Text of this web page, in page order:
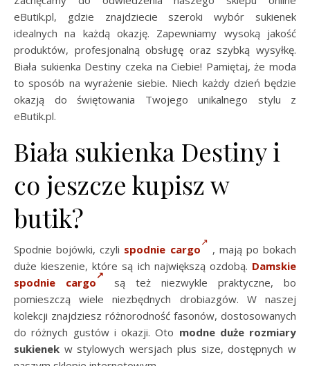
eButik.pl, gdzie znajdziecie szeroki wybór sukienek
idealnych na każdą okazję. Zapewniamy wysoką jakość
produktów, profesjonalną obsługę oraz szybką wysyłkę.
Biała sukienka Destiny czeka na Ciebie! Pamiętaj, że moda
to sposób na wyrażenie siebie. Niech każdy dzień będzie
okazją do świętowania Twojego unikalnego stylu z
eButik.pl.
Biała sukienka Destiny i
co jeszcze kupisz w
butik?
Spodnie bojówki, czyli spodnie cargo
, mają po bokach
duże kieszenie, które są ich największą ozdobą. Damskie
spodnie cargo
są też niezwykle praktyczne, bo
pomieszczą wiele niezbędnych drobiazgów. W naszej
kolekcji znajdziesz różnorodność fasonów, dostosowanych
do różnych gustów i okazji. Oto modne duże rozmiary
sukienek w stylowych wersjach plus size, dostępnych w